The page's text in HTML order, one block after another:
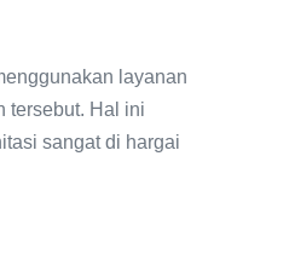
layanan
tersebut. Hal ini
sangat di hargai